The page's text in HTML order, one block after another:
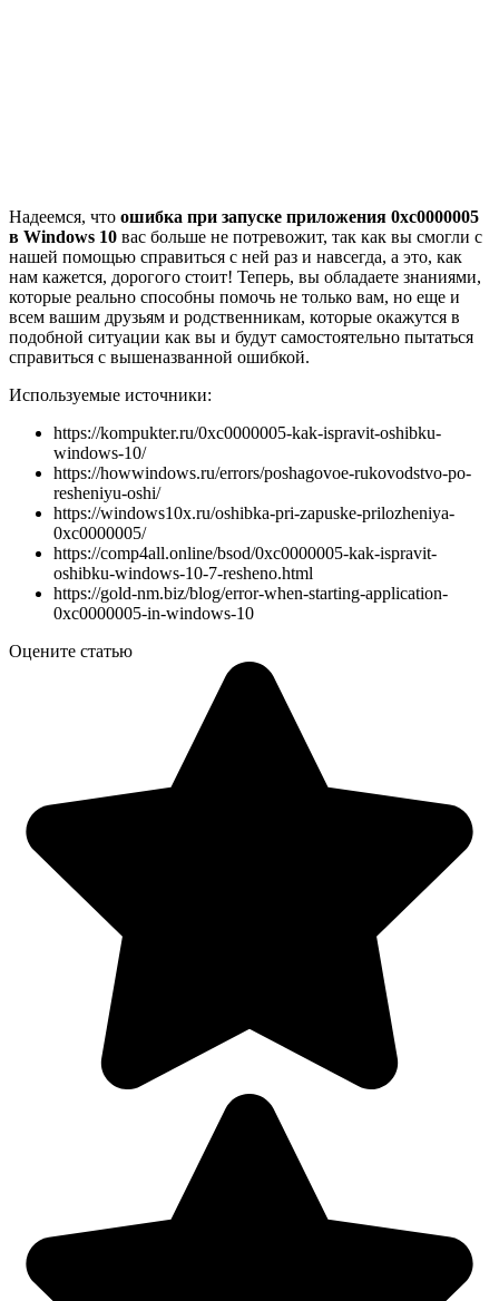
Надеемся, что ошибка при запуске приложения 0xc0000005
в Windows 10 вас больше не потревожит, так как вы смогли с
нашей помощью справиться с ней раз и навсегда, а это, как
нам кажется, дорогого стоит! Теперь, вы обладаете знаниями,
которые реально способны помочь не только вам, но еще и
всем вашим друзьям и родственникам, которые окажутся в
подобной ситуации как вы и будут самостоятельно пытаться
справиться с вышеназванной ошибкой.
Используемые источники:
https://kompukter.ru/0xc0000005-kak-ispravit-oshibku-
windows-10/
https://howwindows.ru/errors/poshagovoe-rukovodstvo-po-
resheniyu-oshi/
https://windows10x.ru/oshibka-pri-zapuske-prilozheniya-
0xc0000005/
https://comp4all.online/bsod/0xc0000005-kak-ispravit-
oshibku-windows-10-7-resheno.html
https://gold-nm.biz/blog/error-when-starting-application-
0xc0000005-in-windows-10
Оцените статью